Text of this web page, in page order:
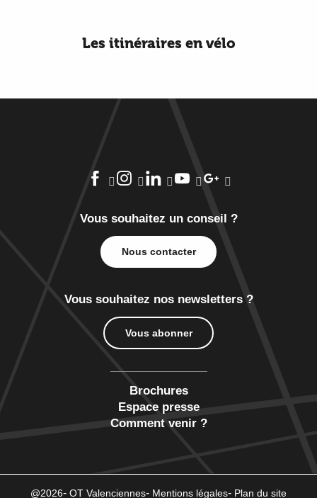
Les itinéraires en vélo
Vous souhaitez un conseil ?
Nous contacter
Vous souhaitez nos newsletters ?
Vous abonner
Brochures
Espace presse
Comment venir ?
@2026 OT Valenciennes Mentions légales Plan du site